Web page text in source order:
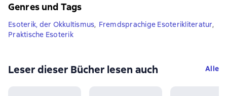
Genres und Tags
Esoterik, der Okkultismus, Fremdsprachige Esoterikliteratur,
Praktische Esoterik
Leser dieser Bücher lesen auch Alle